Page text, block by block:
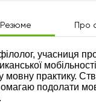
Резюме Про
учасниця
мовну практику.
подолати